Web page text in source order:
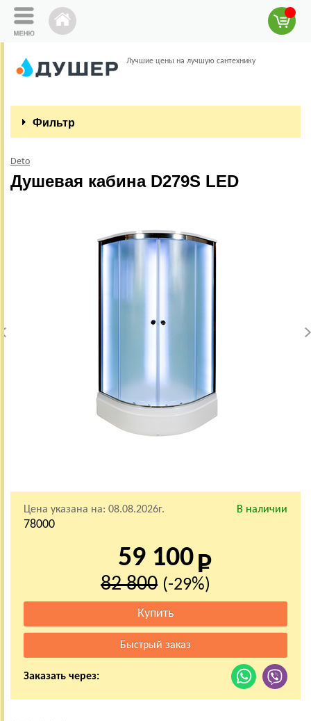
Лучшие цены на лучшую сантехнику
Фильтр
Deto
Душевая кабина D279S LED
Цена указана на: 08.08.2026г. В наличии
78000
59 100
82 800 (-29%)
Заказать через: